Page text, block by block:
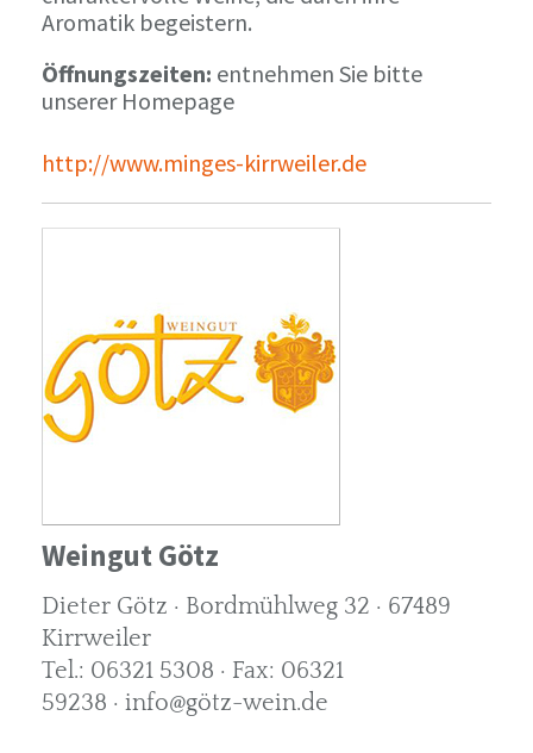
Aromatik begeistern.
Öffnungszeiten: entnehmen Sie bitte
unserer Homepage
http://www.minges-kirrweiler.de
Weingut Götz
Dieter Götz · Bordmühlweg 32 · 67489
Kirrweiler
Tel.: 06321 5308 · Fax: 06321
59238 · info@götz-wein.de